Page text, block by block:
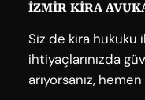
İZMİR KİRA
Siz de kira hukuku
ihtiyaçlarınızda
arıyorsanız,